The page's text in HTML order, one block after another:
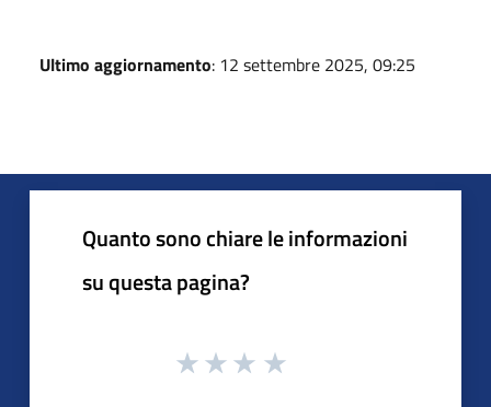
Ultimo aggiornamento: 12 settembre 2025, 09:25
Quanto sono chiare le informazioni
su questa pagina?